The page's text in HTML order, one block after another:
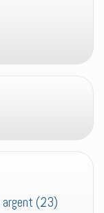
argent (23)